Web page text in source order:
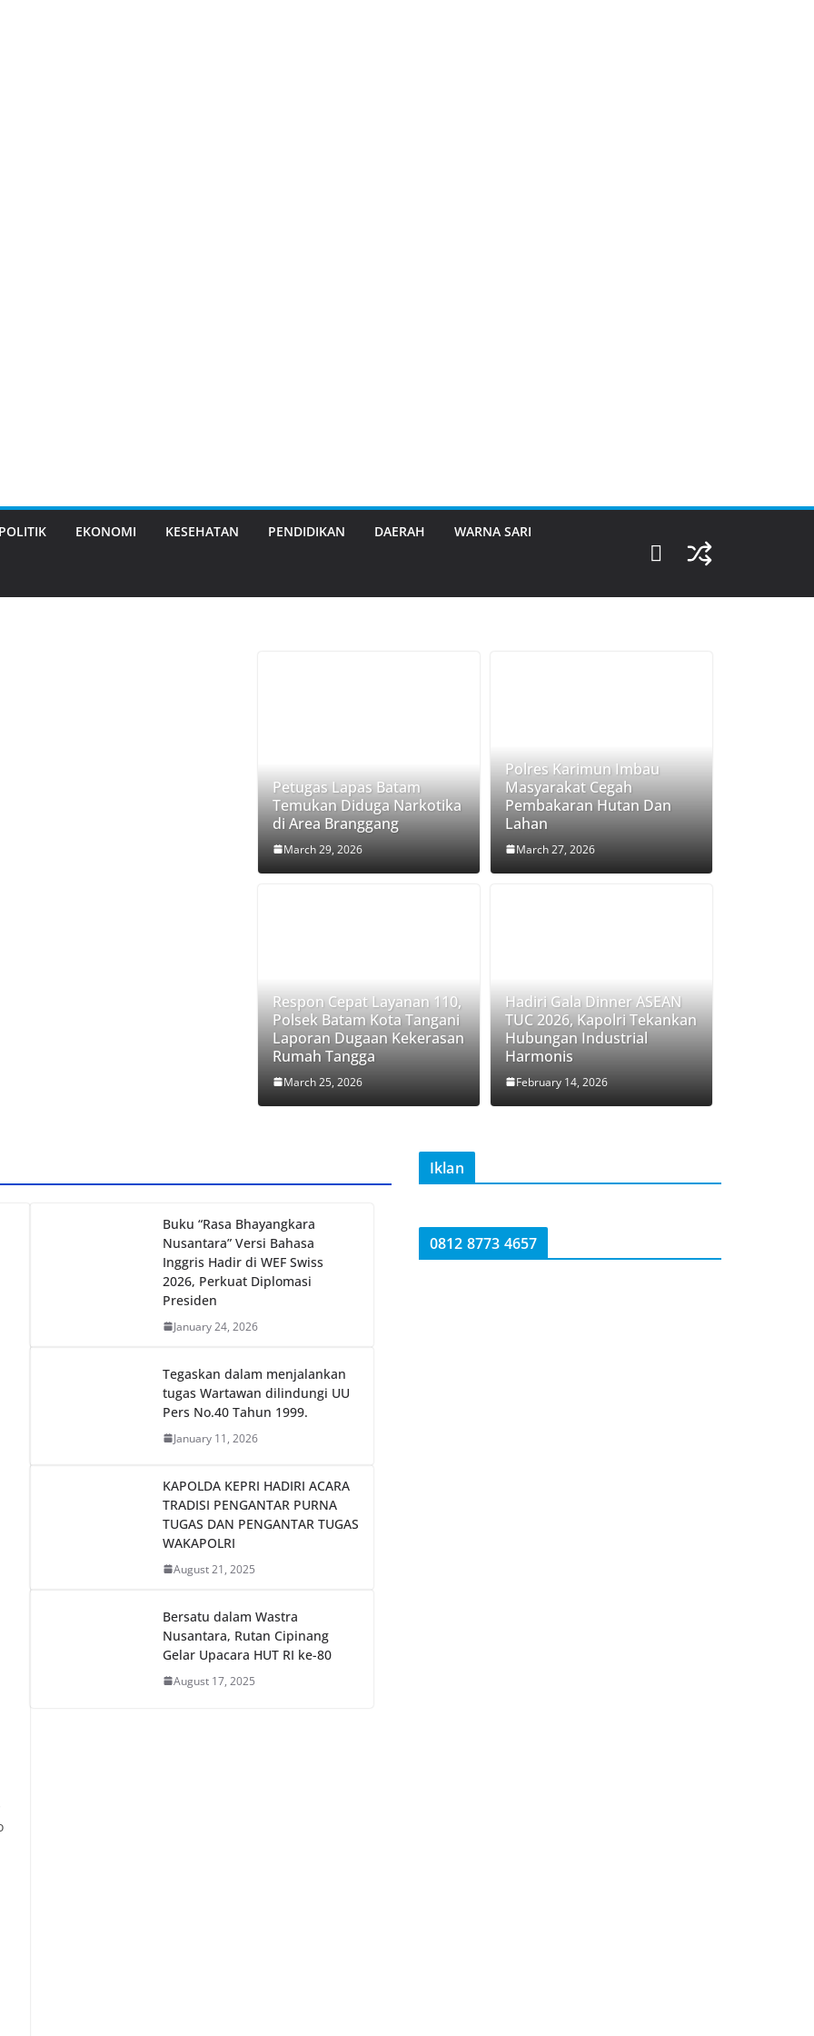
POLITIK EKONOMI KESEHATAN PENDIDIKAN DAERAH WARNA SARI
Petugas Lapas Batam
Temukan Diduga Narkotika
di Area Branggang
March 29, 2026
Polres Karimun Imbau
Masyarakat Cegah
Pembakaran Hutan Dan
Lahan
March 27, 2026
Respon Cepat Layanan 110,
Polsek Batam Kota Tangani
Laporan Dugaan Kekerasan
Rumah Tangga
March 25, 2026
Hadiri Gala Dinner ASEAN
TUC 2026, Kapolri Tekankan
Hubungan Industrial
Harmonis
February 14, 2026
Buku “Rasa Bhayangkara
Nusantara” Versi Bahasa
Inggris Hadir di WEF Swiss
2026, Perkuat Diplomasi
Presiden
January 24, 2026
Tegaskan dalam menjalankan
tugas Wartawan dilindungi UU
Pers No.40 Tahun 1999.
January 11, 2026
KAPOLDA KEPRI HADIRI ACARA
TRADISI PENGANTAR PURNA
TUGAS DAN PENGANTAR TUGAS
WAKAPOLRI
August 21, 2025
Bersatu dalam Wastra
Nusantara, Rutan Cipinang
Gelar Upacara HUT RI ke-80
August 17, 2025
Iklan
0812 8773 4657